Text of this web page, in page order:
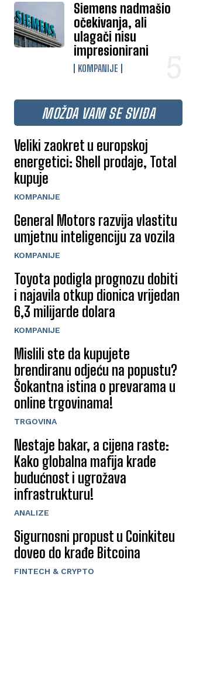
Siemens nadmašio
očekivanja, ali
ulagači nisu
impresionirani
KOMPANIJE
MOŽDA VAM SE SVIĐA
Veliki zaokret u europskoj
energetici: Shell prodaje, Total
kupuje
KOMPANIJE
General Motors razvija vlastitu
umjetnu inteligenciju za vozila
KOMPANIJE
Toyota podigla prognozu dobiti
i najavila otkup dionica vrijedan
6,3 milijarde dolara
KOMPANIJE
Mislili ste da kupujete
brendiranu odjeću na popustu?
Šokantna istina o prevarama u
online trgovinama!
TRGOVINA
Nestaje bakar, a cijena raste:
Kako globalna mafija krade
budućnost i ugrožava
infrastrukturu!
ANALIZE
Sigurnosni propust u Coinkiteu
doveo do krađe Bitcoina
FINTECH & CRYPTO